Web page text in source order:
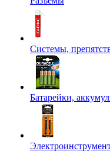
Системы,
Батарейки,